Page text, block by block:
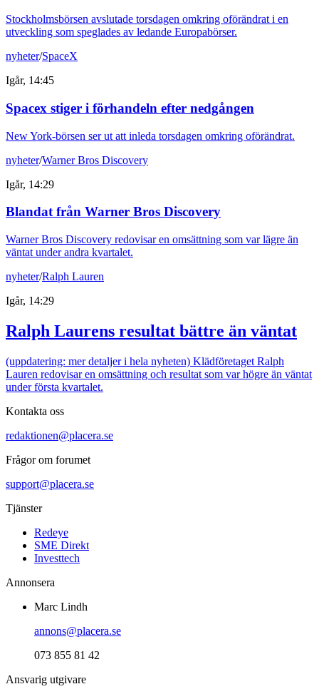
Stockholmsbörsen avslutade torsdagen omkring oförändrat i en
utveckling som speglades av ledande Europabörser.
nyheter/SpaceX
Igår, 14:45
Spacex stiger i förhandeln efter nedgången
New York-börsen ser ut att inleda torsdagen omkring oförändrat.
nyheter/Warner Bros Discovery
Igår, 14:29
Blandat från Warner Bros Discovery
Warner Bros Discovery redovisar en omsättning som var lägre än
väntat under andra kvartalet.
nyheter/Ralph Lauren
Igår, 14:29
Ralph Laurens resultat bättre än väntat
(uppdatering: mer detaljer i hela nyheten) Klädföretaget Ralph
Lauren redovisar en omsättning och resultat som var högre än väntat
under första kvartalet.
Kontakta oss
redaktionen@placera.se
Frågor om forumet
support@placera.se
Tjänster
Redeye
SME Direkt
Investtech
Annonsera
Marc Lindh
annons@placera.se
073 855 81 42
Ansvarig utgivare